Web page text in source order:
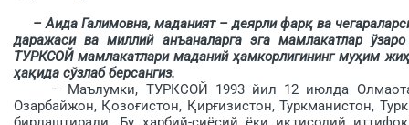
– Аида Галимовна, маданият – деярли фарқ ва
даражаси ва миллий анъаналарга эга мамлакатлар
ТУРКСОЙ мамлакатлари маданий ҳамкорлигининг муҳим
ҳақида сўзлаб берсангиз.
– Маълумки, ТУРКСОЙ 1993 йил 12 июлда
Озарбайжон, Қозоғистон, Қирғизистон, Туркманистон,